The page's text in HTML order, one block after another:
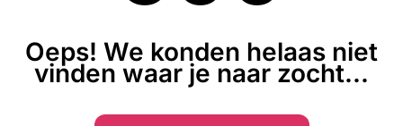
Oeps! We konden helaas niet
vinden waar je naar zocht...